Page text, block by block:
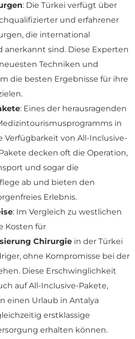
: Die Türkei verfügt über
und erfahrener
die international
anerkannt sind. Diese Experten
Techniken und
die besten Ergebnisse für ihre
: Eines der herausragenden
in
Verfügbarkeit von All-Inclusive-
decken oft die Operation,
und sogar die
ab und bieten den
Erlebnis.
: Im Vergleich zu westlichen
Kosten für
Chirurgie in der Türkei
ohne Kompromisse bei der
Diese Erschwinglichkeit
auf All-Inclusive-Pakete,
einen Urlaub in Antalya
erstklassige
erhalten können.